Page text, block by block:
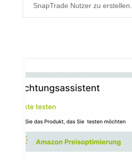
SnapTrade Nutzer zu erstellen.